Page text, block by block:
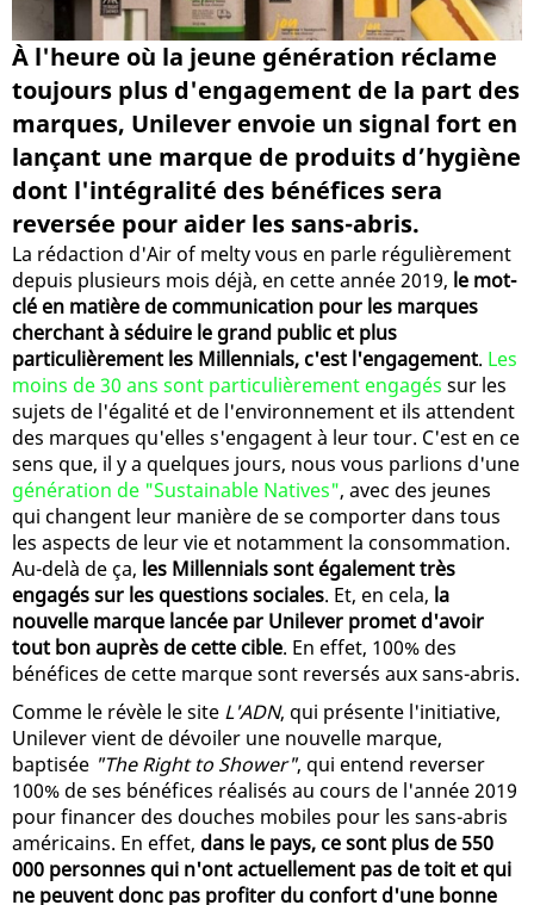
À l'heure où la jeune génération réclame
toujours plus d'engagement de la part des
marques, Unilever envoie un signal fort en
lançant une marque de produits d’hygiène
dont l'intégralité des bénéfices sera
reversée pour aider les sans-abris.
La rédaction d'Air of melty vous en parle régulièrement
depuis plusieurs mois déjà, en cette année 2019, le mot-
clé en matière de communication pour les marques
cherchant à séduire le grand public et plus
particulièrement les Millennials, c'est l'engagement. Les
moins de 30 ans sont particulièrement engagés sur les
sujets de l'égalité et de l'environnement et ils attendent
des marques qu'elles s'engagent à leur tour. C'est en ce
sens que, il y a quelques jours, nous vous parlions d'une
génération de "Sustainable Natives", avec des jeunes
qui changent leur manière de se comporter dans tous
les aspects de leur vie et notamment la consommation.
Au-delà de ça, les Millennials sont également très
engagés sur les questions sociales. Et, en cela, la
nouvelle marque lancée par Unilever promet d'avoir
tout bon auprès de cette cible. En effet, 100% des
bénéfices de cette marque sont reversés aux sans-abris.
Comme le révèle le site L'ADN, qui présente l'initiative,
Unilever vient de dévoiler une nouvelle marque,
baptisée "The Right to Shower", qui entend reverser
100% de ses bénéfices réalisés au cours de l'année 2019
pour financer des douches mobiles pour les sans-abris
américains. En effet, dans le pays, ce sont plus de 550
000 personnes qui n'ont actuellement pas de toit et qui
ne peuvent donc pas profiter du confort d'une bonne